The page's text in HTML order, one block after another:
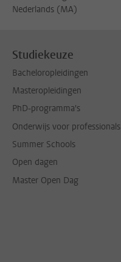
Nederlands (MA)
Studiekeuze
Bacheloropleidingen
Masteropleidingen
PhD-programma's
Onderwijs voor professionals
Summer Schools
Open dagen
Master Open Dag